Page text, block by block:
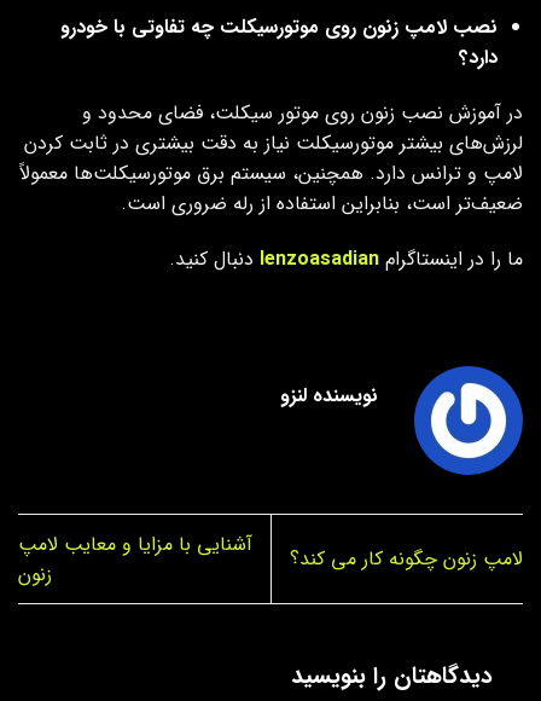
نصب لامپ زنون روی موتورسیکلت چه تفاوتی با خودرو
دارد؟
در آموزش نصب زنون روی موتور سیکلت، فضای محدود و
لرزش‌های بیشتر موتورسیکلت نیاز به دقت بیشتری در ثابت کردن
لامپ و ترانس دارد. همچنین، سیستم برق موتورسیکلت‌ها معمولاً
ضعیف‌تر است، بنابراین استفاده از رله ضروری است.
ما را در اینستاگرام lenzoasadian دنبال کنید.
نویسنده لنزو
لامپ زنون چگونه کار می کند؟
آشنایی با مزایا و معایب لامپ
زنون
دیدگاهتان را بنویسید